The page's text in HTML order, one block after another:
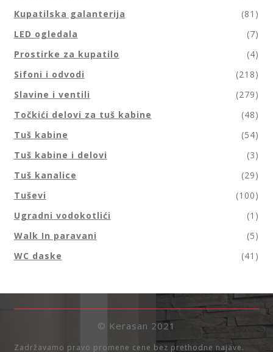
Kupatilska galanterija
(81)
LED ogledala
(7)
Prostirke za kupatilo
(4)
Sifoni i odvodi
(218)
Slavine i ventili
(279)
Točkići delovi za tuš kabine
(48)
Tuš kabine
(54)
Tuš kabine i delovi
(3)
Tuš kanalice
(29)
Tuševi
(100)
Ugradni vodokotlići
(1)
Walk In paravani
(5)
WC daske
(41)
© Kerasan 2021
Zadržavamo pravo promene cene bez prethodne najave.